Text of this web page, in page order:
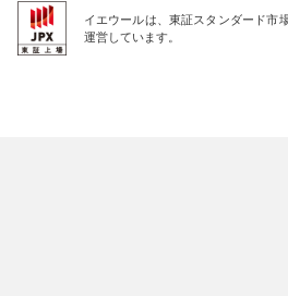
イエウールは、東証スタンダード市
運営しています。